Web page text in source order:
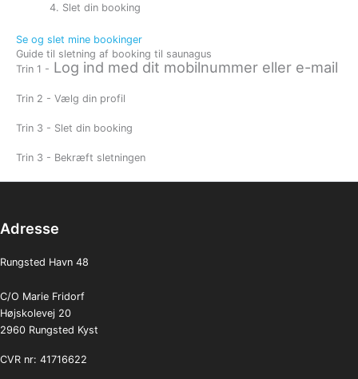
Slet din booking
Se og slet mine bookinger
Guide til sletning af booking til saunagus
Trin 1 - Log ind med dit mobilnummer eller e-mail
Trin 2 - Vælg din profil
Trin 3 - Slet din booking
Trin 3 - Bekræft sletningen
Adresse
Rungsted Havn 48
C/O Marie Fridorf
Højskolevej 20
2960 Rungsted Kyst
CVR nr: 41716622